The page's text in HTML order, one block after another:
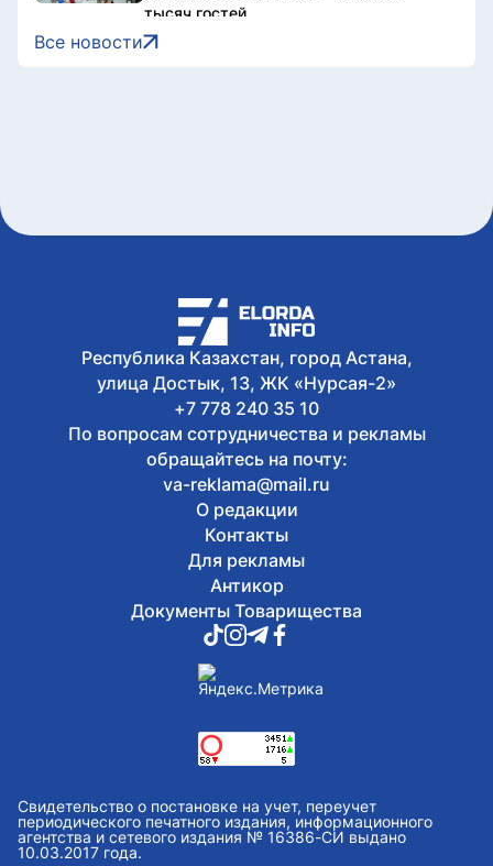
тысяч гостей
10 августа, 2026
«Игры Будущего – 2026» в Астане
Академия Абая выпустила 94 научные
монографии
Все новости
Республика Казахстан, город Астана,
улица Достык, 13, ЖК «Нурсая-2»
+7 778 240 35 10
По вопросам сотрудничества и рекламы
обращайтесь на почту:
va-reklama@mail.ru
О редакции
Контакты
Для рекламы
Антикор
Документы Товарищества
Свидетельство о постановке на учет, переучет
периодического печатного издания, информационного
агентства и сетевого издания № 16386-СИ выдано
10.03.2017 года.